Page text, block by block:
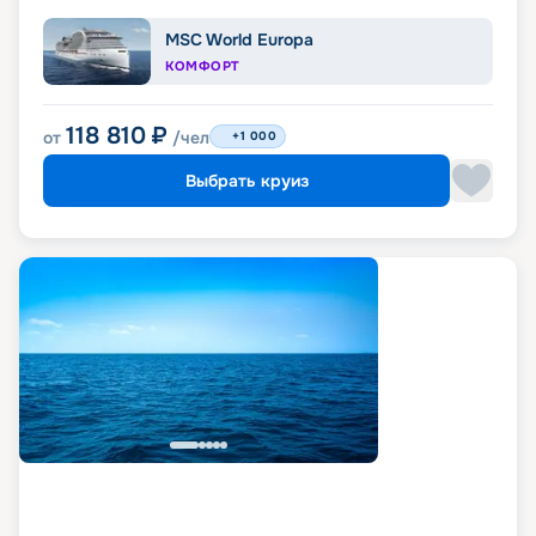
MSC World Europa
КОМФОРТ
от 118 810 ₽ /чел +1 000
Выбрать круиз